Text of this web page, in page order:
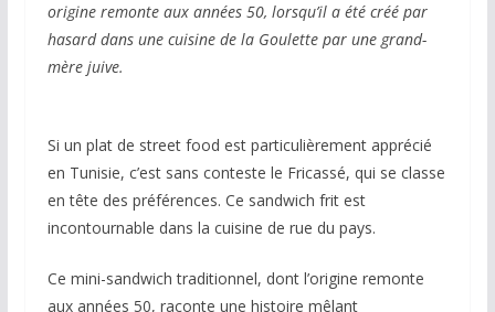
origine remonte aux années 50, lorsqu’il a été créé par
hasard dans une cuisine de la Goulette par une grand-
mère juive.
Si un plat de street food est particulièrement apprécié
en Tunisie, c’est sans conteste le Fricassé, qui se classe
en tête des préférences. Ce sandwich frit est
incontournable dans la cuisine de rue du pays.
Ce mini-sandwich traditionnel, dont l’origine remonte
aux années 50, raconte une histoire mêlant